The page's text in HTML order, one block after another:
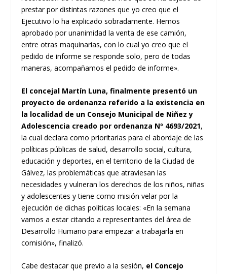
prestar por distintas razones que yo creo que el
Ejecutivo lo ha explicado sobradamente. Hemos
aprobado por unanimidad la venta de ese camión,
entre otras maquinarias, con lo cual yo creo que el
pedido de informe se responde solo, pero de todas
maneras, acompañamos el pedido de informe».
El concejal Martín Luna, finalmente presentó un
proyecto de ordenanza referido a la existencia en
la localidad de un Consejo Municipal de Niñez y
Adolescencia creado por ordenanza Nº 4693/2021,
la cual declara como prioritarias para el abordaje de las
políticas públicas de salud, desarrollo social, cultura,
educación y deportes, en el territorio de la Ciudad de
Gálvez, las problemáticas que atraviesan las
necesidades y vulneran los derechos de los niños, niñas
y adolescentes y tiene como misión velar por la
ejecución de dichas políticas locales: «En la semana
vamos a estar citando a representantes del área de
Desarrollo Humano para empezar a trabajarla en
comisión», finalizó.
Cabe destacar que previo a la sesión, el Concejo